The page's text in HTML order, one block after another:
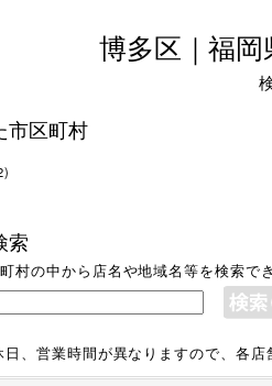
博多区｜福
市区町村
索
村の中から店名や地域名等を検索で
日、営業時間が異なりますので、各